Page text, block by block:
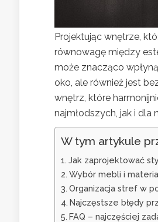
Projektując wnętrze,
równowagę między
może znacząco
oko, ale również jest
wnętrz, które
najmłodszych, jak i dla
W tym artykule
Jak zaprojektować
Wybór mebli i
Organizacja stref w
Najczęstsze błędy
FAQ – najczęściej